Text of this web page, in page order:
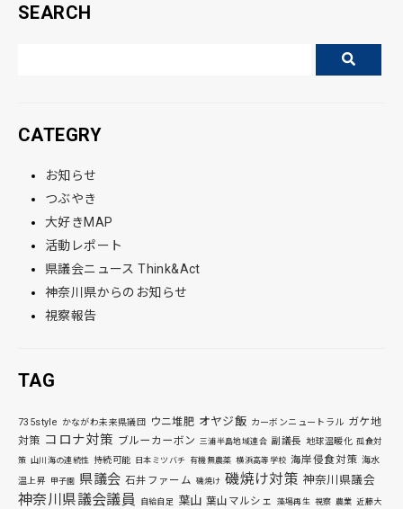
SEARCH
CATEGRY
お知らせ
つぶやき
大好きMAP
活動レポート
県議会ニュース Think&Act
神奈川県からのお知らせ
視察報告
TAG
735style かながわ未来県議団 ウニ堆肥 オヤジ飯 カーボンニュートラル ガケ地
対策 コロナ対策 ブルーカーボン 三浦半島地域連合 副議長 地球温暖化 孤食対
策 山川海の連続性 持続可能 日本ミツバチ 有機無農薬 横浜高等学校 海岸侵食対策 海水
温上昇 甲子園 県議会 石井ファーム 磯焼け 磯焼け対策 神奈川県議会
神奈川県議会議員 自給自足 葉山 葉山マルシェ 藻場再生 視察 農業 近藤大